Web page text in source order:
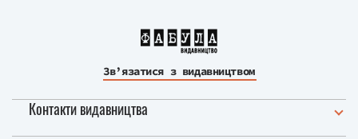
Зв’язатися з видавництвом
Контакти видавництва